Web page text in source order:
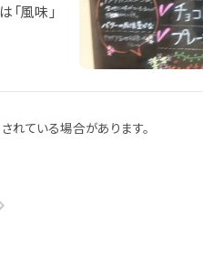
風味」
ている場合があります。